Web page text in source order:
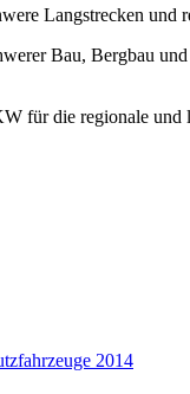
Langstrecken und
Bau, Bergbau
für die regionale und
2014